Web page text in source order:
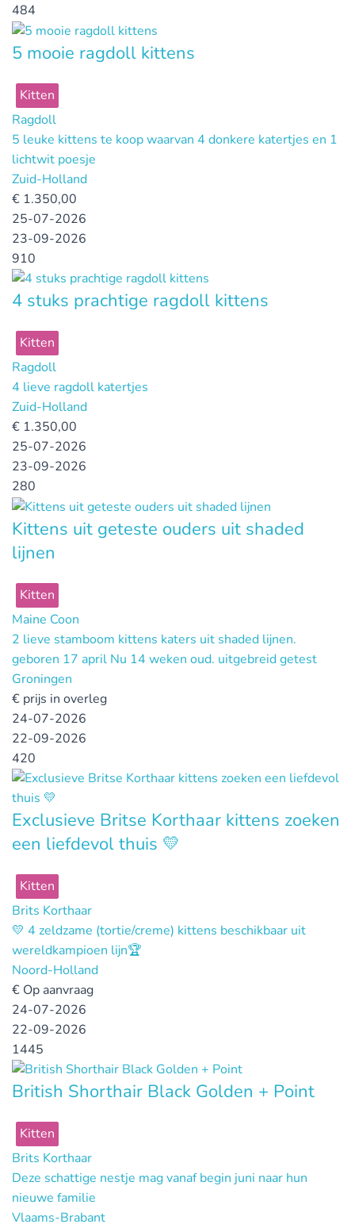
484
5 mooie ragdoll kittens
Kitten
Ragdoll
5 leuke kittens te koop waarvan 4 donkere katertjes en 1
lichtwit poesje
Zuid-Holland
€ 1.350,00
25-07-2026
23-09-2026
910
4 stuks prachtige ragdoll kittens
Kitten
Ragdoll
4 lieve ragdoll katertjes
Zuid-Holland
€ 1.350,00
25-07-2026
23-09-2026
280
Kittens uit geteste ouders uit shaded
lijnen
Kitten
Maine Coon
2 lieve stamboom kittens katers uit shaded lijnen.
geboren 17 april Nu 14 weken oud. uitgebreid getest
Groningen
€ prijs in overleg
24-07-2026
22-09-2026
420
Exclusieve Britse Korthaar kittens zoeken
een liefdevol thuis 💛
Kitten
Brits Korthaar
💛 4 zeldzame (tortie/creme) kittens beschikbaar uit
wereldkampioen lijn🏆
Noord-Holland
€ Op aanvraag
24-07-2026
22-09-2026
1445
British Shorthair Black Golden + Point
Kitten
Brits Korthaar
Deze schattige nestje mag vanaf begin juni naar hun
nieuwe familie
Vlaams-Brabant